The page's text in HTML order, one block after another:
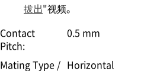
拔出"视频。
Contact
Pitch:
0.5 mm
Mating Type / Horizontal